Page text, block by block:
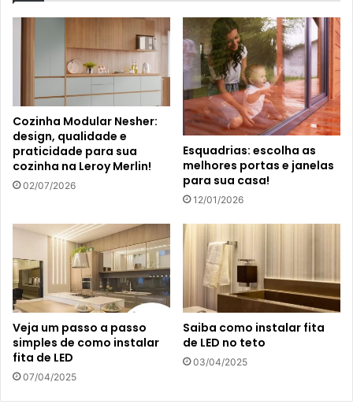
Cozinha Modular Nesher:
design, qualidade e
praticidade para sua
cozinha na Leroy Merlin!
02/07/2026
Esquadrias: escolha as
melhores portas e janelas
para sua casa!
12/01/2026
Veja um passo a passo
simples de como instalar
fita de LED
07/04/2025
Saiba como instalar fita
de LED no teto
03/04/2025